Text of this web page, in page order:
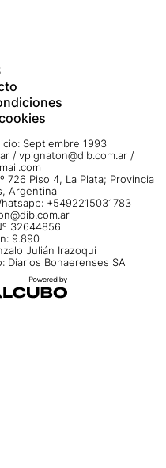
Septiembre 1993
/ vpignaton@dib.com.ar /
726 Piso 4, La Plata; Provincia
Argentina
+5492215031783
32644856
9.890
Julián Irazoqui
Diarios Bonaerenses SA